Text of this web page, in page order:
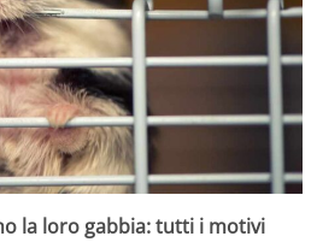
la loro gabbia: tutti i motivi